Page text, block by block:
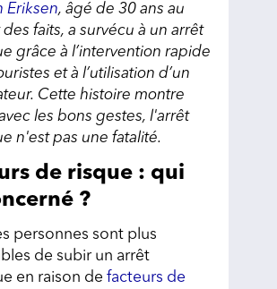
Eriksen, âgé de 30 ans au
faits, a survécu à un arrêt
grâce à l’intervention rapide
et à l’utilisation d’un
Cette histoire montre
les bons gestes, l'arrêt
n'est pas une fatalité.
de risque : qui
?
personnes sont plus
de subir un arrêt
en raison de facteurs de